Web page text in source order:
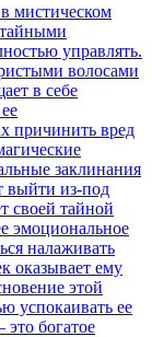
мистическом
тайными
управлять.
волосами
в себе
причинить вред
заклинания
выйти из-под
своей тайной
эмоциональное
налаживать
оказывает ему
этой
успокаивать ее
богатое